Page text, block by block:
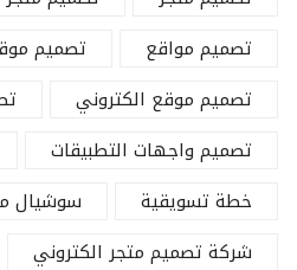
تصميم مواقع
تصميم
تصميم موقع الكتروني
تصميم واجهات التطبيقات
خطة تسويقية
سوشيال
شركة تصميم متجر الكتروني